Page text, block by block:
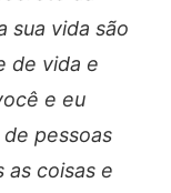
sua vida são
de vida e
e eu
pessoas
as coisas e